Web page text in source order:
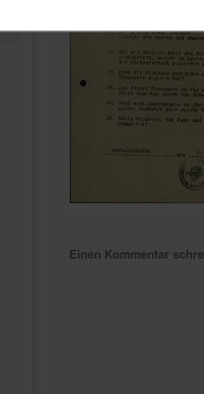
Einen Kommentar